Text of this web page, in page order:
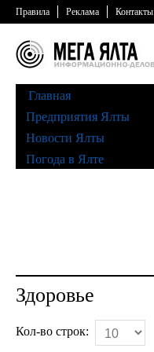
Правила Реклама Контакты
Главная
Предприятия Ялты
Новости Ялты
Погода в Ялте
Здоровье
Кол-во строк: